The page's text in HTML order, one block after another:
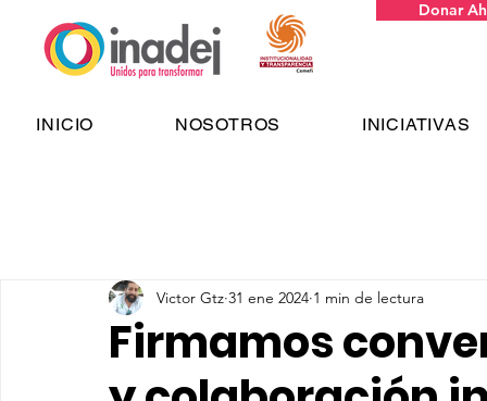
Donar
INICIO NOSOTROS INICIATIVAS
Firmamos
Victor Gtz 31 ene 2024 1 min de lectura